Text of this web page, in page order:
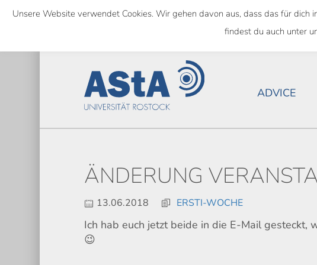
Skip
content
NATIONWIDE SEMESTER
ADVICE
ÄNDERUNG
13.06.2018 ERSTI-WOCHE
Ich hab euch jetzt beide in die E-Mail gesteckt,
😉
Unsere Website verwendet Cookies. Wir gehen davon aus, dass das für
findest du auch unter